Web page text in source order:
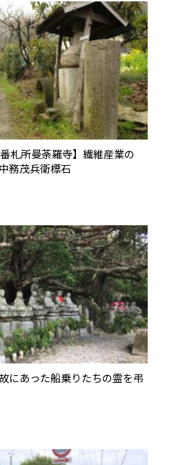
札所曼荼羅寺】繊維産業の
務茂兵衛標石
にあった船乗りたちの霊を弔